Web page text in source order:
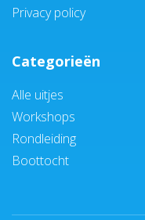
Privacy policy
Categorieën
Alle uitjes
Workshops
Rondleiding
Boottocht